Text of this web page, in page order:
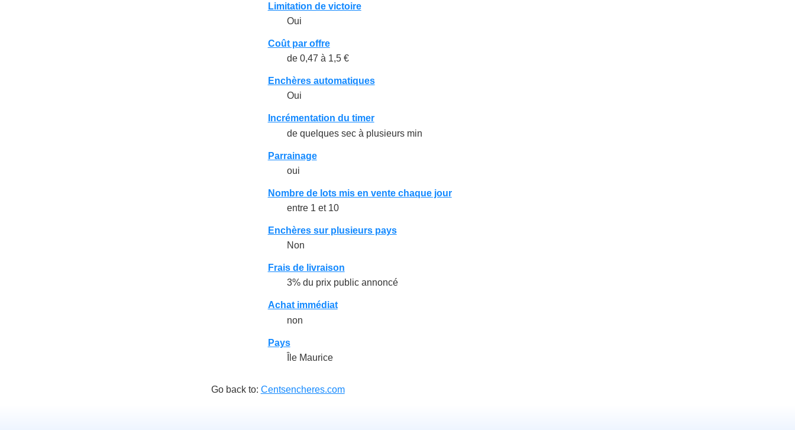
Limitation de victoire
Oui
Coût par offre
de 0,47 à 1,5 €
Enchères automatiques
Oui
Incrémentation du timer
de quelques sec à plusieurs min
Parrainage
oui
Nombre de lots mis en vente chaque jour
entre 1 et 10
Enchères sur plusieurs pays
Non
Frais de livraison
3% du prix public annoncé
Achat immédiat
non
Pays
Île Maurice
Go back to: Centsencheres.com